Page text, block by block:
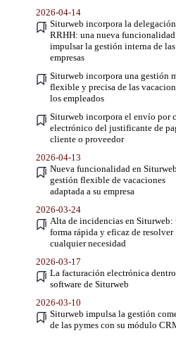
2026-04-14
Siturweb incorpora la
RRHH: una nueva funcionalidad
impulsar la gestión interna de las
empresas
Siturweb incorpora una gestión
flexible y precisa de las
los empleados
Siturweb incorpora el envío por
electrónico del justificante de
cliente o proveedor
2026-04-13
Nueva funcionalidad en
gestión flexible de vacaciones
adaptada a su empresa
2026-03-24
Alta de incidencias en Siturweb:
forma rápida y eficaz de resolver
cualquier necesidad
2026-03-17
La facturación electrónica
software de Siturweb
2026-03-10
Siturweb impulsa la gestión
de las pymes con su módulo